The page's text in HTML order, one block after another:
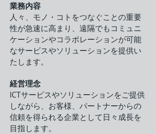
業務内容
人々、モノ・コトをつなぐことの重要
性が急速に高まり、遠隔でもコミュニ
ケーションやコラボレーションが可能
なサービスやソリューションを提供い
たします。
経営理念
ICTサービスやソリューションをご提供
しながら、お客様、パートナーからの
信頼を得られる企業として日々成長を
目指します。